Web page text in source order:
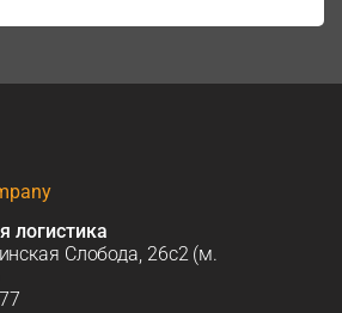
логистика
Слобода, 26с2 (м.